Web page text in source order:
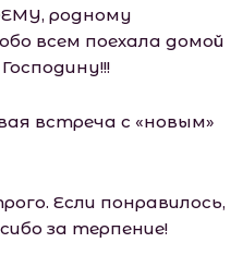
родному
всем поехала домой
встреча с «новым»
Если понравилось,
за терпение!